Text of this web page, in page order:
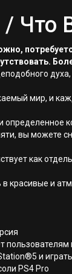
Что
мир, и
вы можете
как
в красивые и
и играть
PS4 Pro